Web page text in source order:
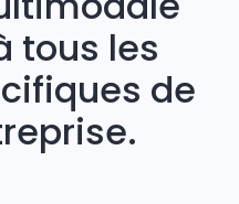
tous les
de